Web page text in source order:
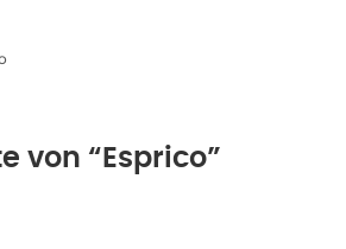
von “Esprico”